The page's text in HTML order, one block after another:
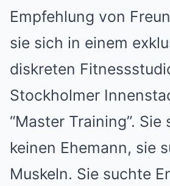
Empfehlung von
sie sich in einem
diskreten
Stockholmer
“Master Training”. Sie
keinen Ehemann, sie
Muskeln. Sie suchte